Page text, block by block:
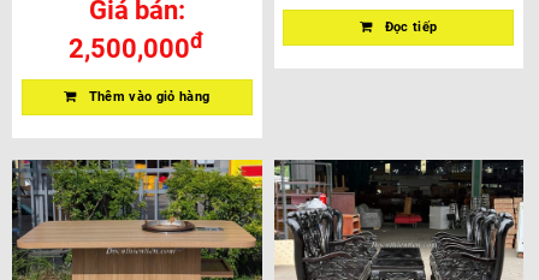
Giá bán:
2,500,000đ
Thêm vào giỏ hàng
Đọc tiếp